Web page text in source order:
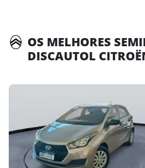
OS MELHORES
DISCAUTOL